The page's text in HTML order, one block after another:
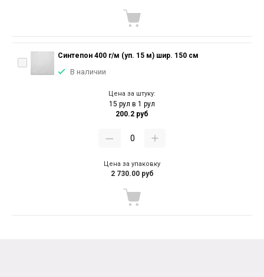
Синтепон 400 г/м (уп. 15 м) шир. 150 см
В наличии
Цена за штуку:
15 рул в 1 рул
200.2 руб
Цена за упаковку
2 730.00 руб